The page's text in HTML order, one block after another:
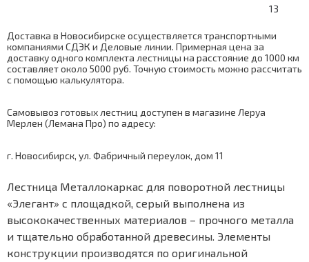
13
Доставка в Новосибирске осуществляется транспортными
компаниями СДЭК и Деловые линии. Примерная цена за
доставку одного комплекта лестницы на расстояние до 1000 км
составляет около 5000 руб. Точную стоимость можно рассчитать
с помощью калькулятора.
Самовывоз готовых лестниц доступен в магазине Леруа
Мерлен (Лемана Про) по адресу:
г. Новосибирск, ул. Фабричный переулок, дом 11
Лестница Металлокаркас для поворотной лестницы
«Элегант» с площадкой, серый выполнена из
высококачественных материалов – прочного металла
и тщательно обработанной древесины. Элементы
конструкции производятся по оригинальной